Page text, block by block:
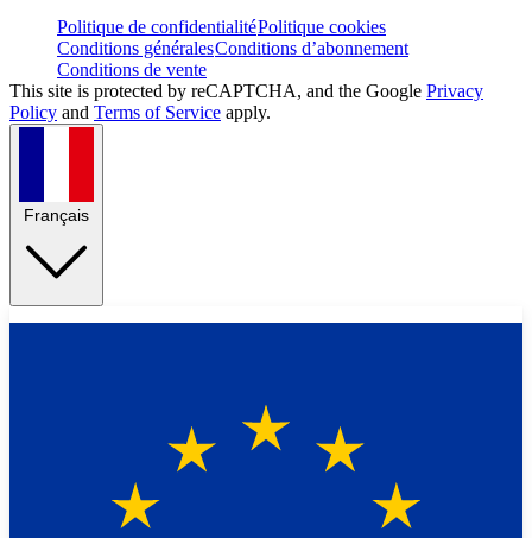
Politique de confidentialitéPolitique cookies
Conditions généralesConditions d’abonnement
Conditions de vente
This site is protected by reCAPTCHA, and the Google Privacy
Policy and Terms of Service apply.
Français